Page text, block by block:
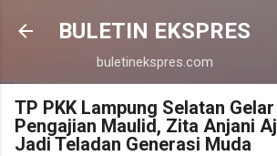
Langsung ke konten utama
BULETIN EKSPRES
buletinekspres.com
TP PKK Lampung Selatan Gelar
Pengajian Maulid, Zita Anjani
Jadi Teladan Generasi Muda